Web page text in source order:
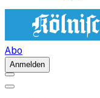
Abo
Anmelden